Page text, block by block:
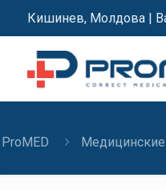
Кишинев, Молдова |
ProMED Медицинские